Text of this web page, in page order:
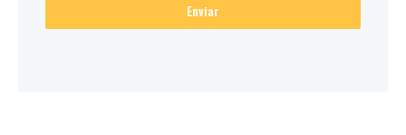
Enviar